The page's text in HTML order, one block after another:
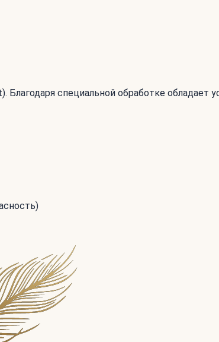
специальной обработке обладает